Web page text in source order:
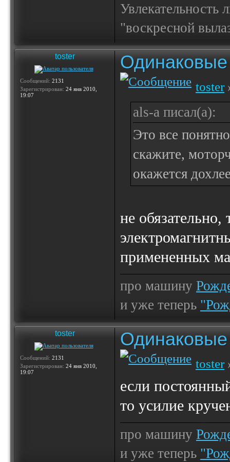
Увлекательность
"воскресной
toster
Сообщений: 2131
Зарегистрирован: 24 янв 2010,
19:07
toster
als-a писал(а):
Это все
скажите,
окажется
не
примененных
про машину
и уже теперь
toster
Сообщений: 2131
Зарегистрирован: 24 янв 2010,
19:07
toster
если
то усилие
про машину
и уже теперь